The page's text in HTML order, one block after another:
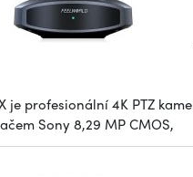
je profesionální 4K PTZ
Sony 8,29 MP CMOS,